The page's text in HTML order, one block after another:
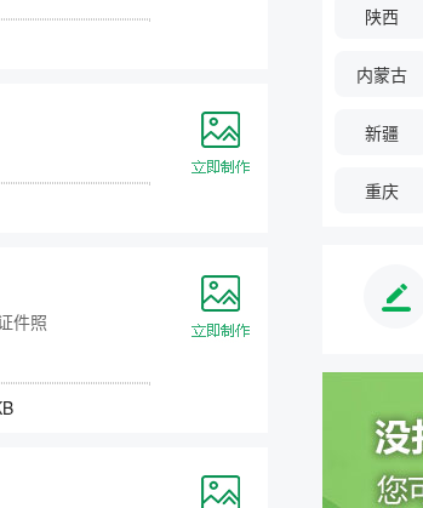
件照
陕西
内蒙古
新疆
重庆